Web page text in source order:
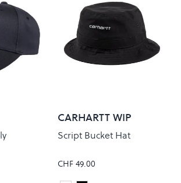
CARHARTT WIP
Script Bucket Hat
CHF 49.00